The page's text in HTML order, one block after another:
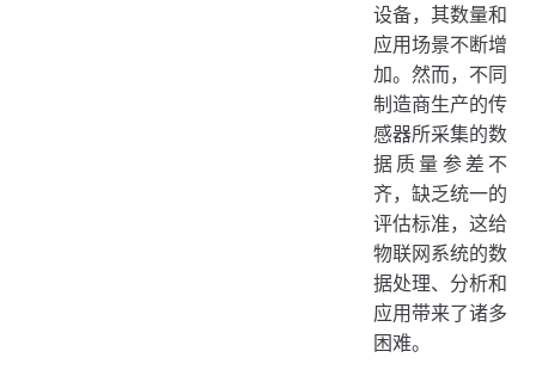
设备，其数量和
应用场景不断增
加。然而，不同
制造商生产的传
感器所采集的数
据质量参差不
齐，缺乏统一的
评估标准，这给
物联网系统的数
据处理、分析和
应用带来了诸多
困难。